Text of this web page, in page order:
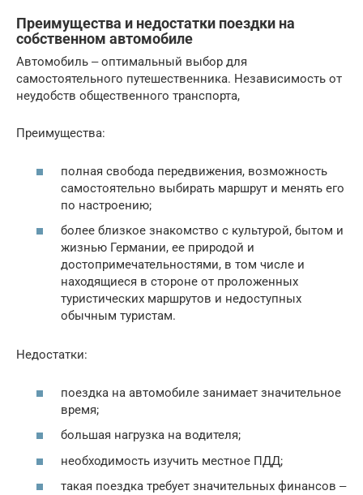
Преимущества и недостатки поездки на
собственном автомобиле
Автомобиль ‒ оптимальный выбор для
самостоятельного путешественника. Независимость от
неудобств общественного транспорта,
Преимущества:
полная свобода передвижения, возможность
самостоятельно выбирать маршрут и менять его
по настроению;
более близкое знакомство с культурой, бытом и
жизнью Германии, ее природой и
достопримечательностями, в том числе и
находящиеся в стороне от проложенных
туристических маршрутов и недоступных
обычным туристам.
Недостатки:
поездка на автомобиле занимает значительное
время;
большая нагрузка на водителя;
необходимость изучить местное ПДД;
такая поездка требует значительных финансов ‒